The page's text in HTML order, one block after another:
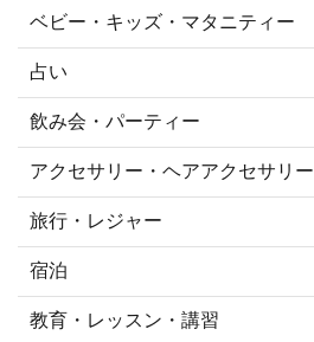
ベビー・キッズ・マタニティー
占い
飲み会・パーティー
アクセサリー・ヘアアクセサリー
旅行・レジャー
宿泊
教育・レッスン・講習